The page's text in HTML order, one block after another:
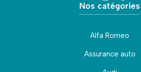
Nos catégories
Alfa Romeo
Assurance auto